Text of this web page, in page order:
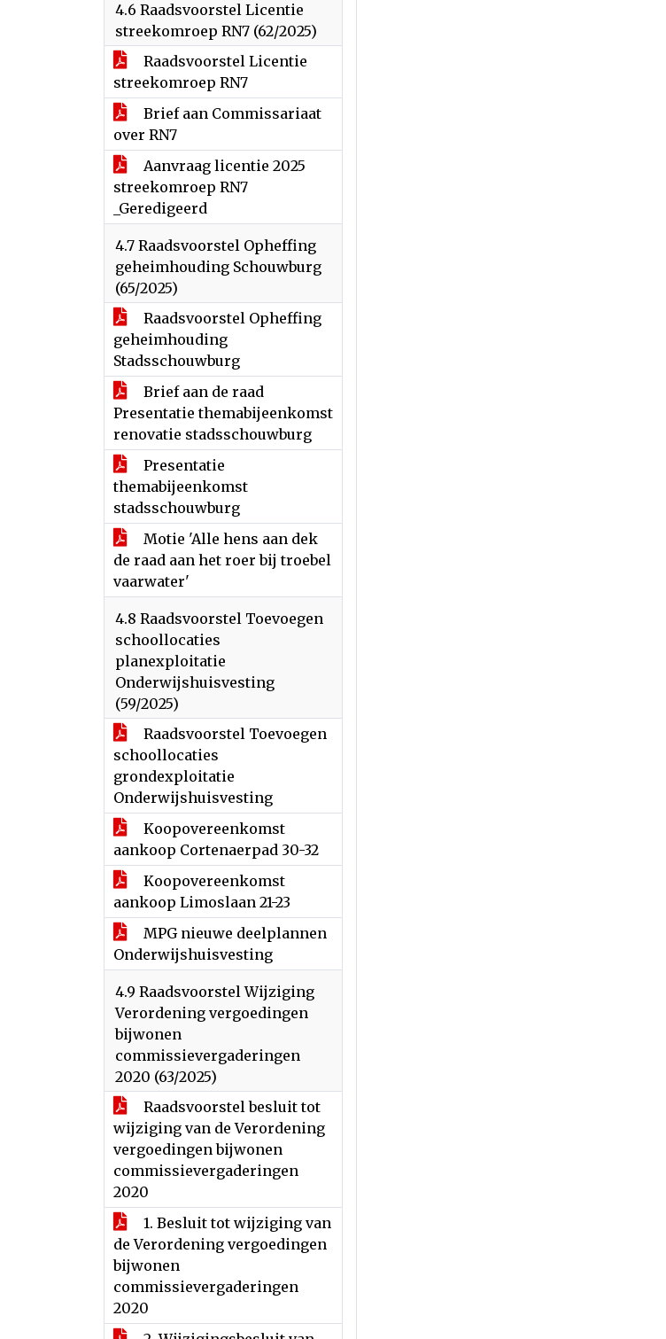
4.6 Raadsvoorstel Licentie
streekomroep RN7 (62/2025)
Raadsvoorstel Licentie
streekomroep RN7
Brief aan Commissariaat
over RN7
Aanvraag licentie 2025
streekomroep RN7
_Geredigeerd
4.7 Raadsvoorstel Opheffing
geheimhouding Schouwburg
(65/2025)
Raadsvoorstel Opheffing
geheimhouding
Stadsschouwburg
Brief aan de raad
Presentatie themabijeenkomst
renovatie stadsschouwburg
Presentatie
themabijeenkomst
stadsschouwburg
Motie 'Alle hens aan dek
de raad aan het roer bij troebel
vaarwater'
4.8 Raadsvoorstel Toevoegen
schoollocaties
planexploitatie
Onderwijshuisvesting
(59/2025)
Raadsvoorstel Toevoegen
schoollocaties
grondexploitatie
Onderwijshuisvesting
Koopovereenkomst
aankoop Cortenaerpad 30-32
Koopovereenkomst
aankoop Limoslaan 21-23
MPG nieuwe deelplannen
Onderwijshuisvesting
4.9 Raadsvoorstel Wijziging
Verordening vergoedingen
bijwonen
commissievergaderingen
2020 (63/2025)
Raadsvoorstel besluit tot
wijziging van de Verordening
vergoedingen bijwonen
commissievergaderingen
2020
1. Besluit tot wijziging van
de Verordening vergoedingen
bijwonen
commissievergaderingen
2020